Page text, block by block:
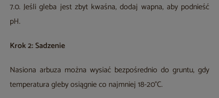
7.0. Jeśli gleba jest zbyt kwaśna, dodaj wapna, aby podnieść
pH.
Krok 2: Sadzenie
Nasiona arbuza można wysiać bezpośrednio do gruntu, gdy
temperatura gleby osiągnie co najmniej 18-20°C.